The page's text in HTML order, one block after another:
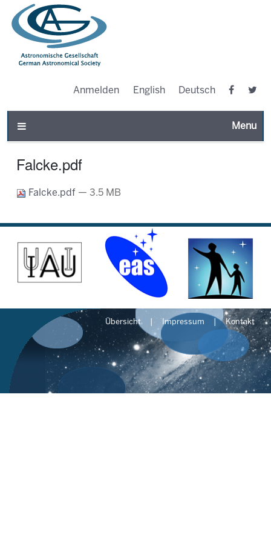
Anmelden English Deutsch
Toggle
Falcke.pdf
Falcke.pdf — 3.5 MB
Übersicht Impressum Kontakt